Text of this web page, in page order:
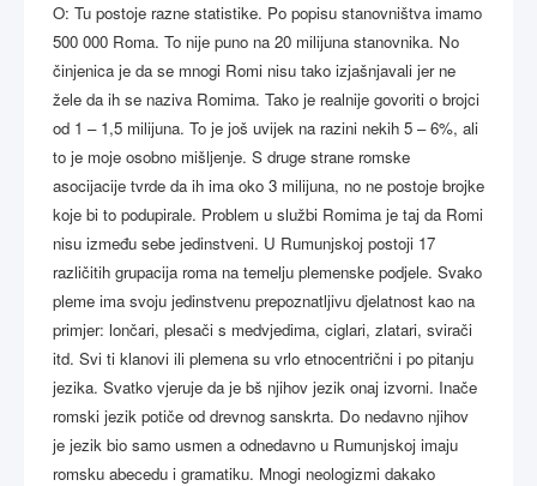
O: Tu postoje razne statistike. Po popisu stanovništva imamo
500 000 Roma. To nije puno na 20 milijuna stanovnika. No
činjenica je da se mnogi Romi nisu tako izjašnjavali jer ne
žele da ih se naziva Romima. Tako je realnije govoriti o brojci
od 1 – 1,5 milijuna. To je još uvijek na razini nekih 5 – 6%, ali
to je moje osobno mišljenje. S druge strane romske
asocijacije tvrde da ih ima oko 3 milijuna, no ne postoje brojke
koje bi to podupirale. Problem u službi Romima je taj da Romi
nisu između sebe jedinstveni. U Rumunjskoj postoji 17
različitih grupacija roma na temelju plemenske podjele. Svako
pleme ima svoju jedinstvenu prepoznatljivu djelatnost kao na
primjer: lončari, plesači s medvjedima, ciglari, zlatari, svirači
itd. Svi ti klanovi ili plemena su vrlo etnocentrični i po pitanju
jezika. Svatko vjeruje da je bš njihov jezik onaj izvorni. Inače
romski jezik potiče od drevnog sanskrta. Do nedavno njihov
je jezik bio samo usmen a odnedavno u Rumunjskoj imaju
romsku abecedu i gramatiku. Mnogi neologizmi dakako